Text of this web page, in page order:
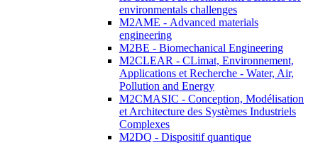
environmentals challenges
M2AME - Advanced materials
engineering
M2BE - Biomechanical Engineering
M2CLEAR - CLimat, Environnement,
Applications et Recherche - Water, Air,
Pollution and Energy
M2CMASIC - Conception, Modélisation
et Architecture des Systèmes Industriels
Complexes
M2DQ - Dispositif quantique